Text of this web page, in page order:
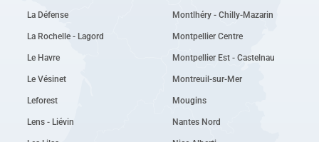
La Défense
La Rochelle - Lagord
Le Havre
Le Vésinet
Leforest
Lens - Liévin
Montlhéry - Chilly-Mazarin
Montpellier Centre
Montpellier Est - Castelnau
Montreuil-sur-Mer
Mougins
Nantes Nord